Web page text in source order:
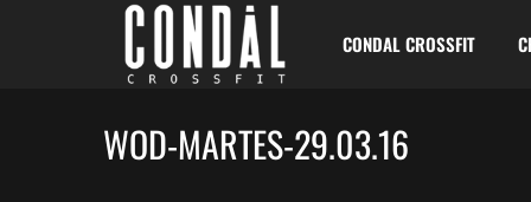
CONDAL CROSSFIT
WOD-MARTES-29.03.16